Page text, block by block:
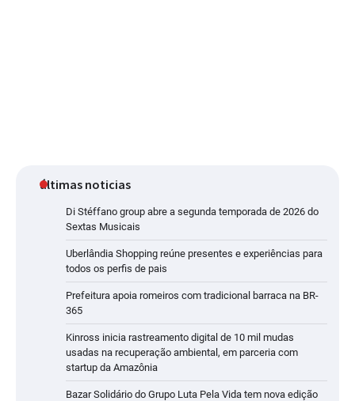
últimas noticias
Di Stéffano group abre a segunda temporada de 2026 do
Sextas Musicais
Uberlândia Shopping reúne presentes e experiências para
todos os perfis de pais
Prefeitura apoia romeiros com tradicional barraca na BR-
365
Kinross inicia rastreamento digital de 10 mil mudas
usadas na recuperação ambiental, em parceria com
startup da Amazônia
Bazar Solidário do Grupo Luta Pela Vida tem nova edição